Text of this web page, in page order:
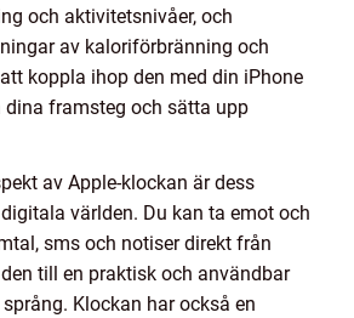
och aktivitetsnivåer, och
av kaloriförbränning och
koppla ihop den med din iPhone
dina framsteg och sätta upp
av Apple-klockan är dess
världen. Du kan ta emot och
sms och notiser direkt från
till en praktisk och användbar
Klockan har också en